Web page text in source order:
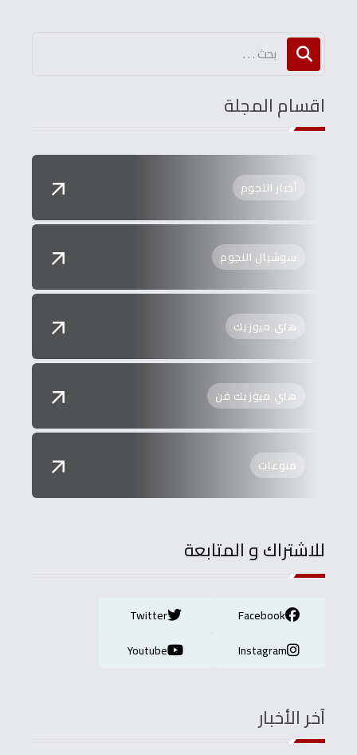
اقسام المجلة
أخبار النجوم
سوشيال النجوم
هاي ميوزيك
هاي ميوزيك فن
منوعات
للاشتراك و المتابعة
Facebook
Twitter
Instagram
Youtube
آخر الأخبار